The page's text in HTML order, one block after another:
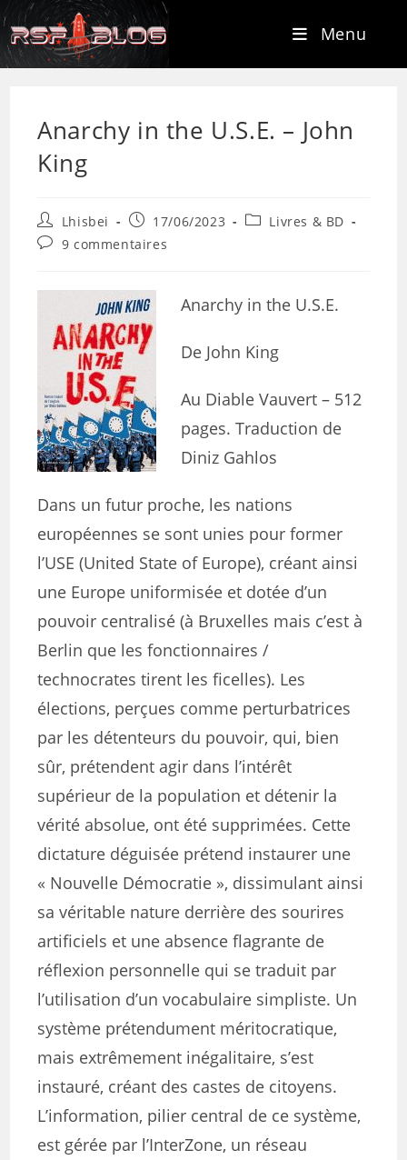
Menu
Anarchy in the U.S.E. – John
King
Lhisbei 17/06/2023
Livres & BD
9 commentaires
Anarchy in the U.S.E.
De John King
Au Diable Vauvert – 512
pages. Traduction de
Diniz Gahlos
Dans un futur proche, les nations
européennes se sont unies pour former
l’USE (United State of Europe), créant ainsi
une Europe uniformisée et dotée d’un
pouvoir centralisé (à Bruxelles mais c’est à
Berlin que les fonctionnaires /
technocrates tirent les ficelles). Les
élections, perçues comme perturbatrices
par les détenteurs du pouvoir, qui, bien
sûr, prétendent agir dans l’intérêt
supérieur de la population et détenir la
vérité absolue, ont été supprimées. Cette
dictature déguisée prétend instaurer une
« Nouvelle Démocratie », dissimulant ainsi
sa véritable nature derrière des sourires
artificiels et une absence flagrante de
réflexion personnelle qui se traduit par
l’utilisation d’un vocabulaire simpliste. Un
système prétendument méritocratique,
mais extrêmement inégalitaire, s’est
instauré, créant des castes de citoyens.
L’information, pilier central de ce système,
est gérée par l’InterZone, un réseau